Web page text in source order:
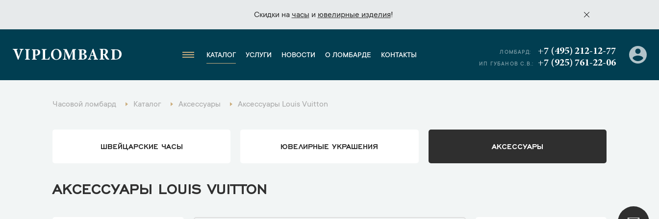
Скидки на часы и ювелирные изделия!
Скидки на часы и ювелирные изделия!
VIPLOMBARD КАТАЛОГ УСЛУГИ НОВОСТИ О ЛОМБАРДЕ КОНТАКТЫ ЛОМБАРД: +7 (495) 212-12-77
ИП ГУБАНОВ С.В.: +7 (925) 761-22-06
Часовой ломбард Каталог Аксессуары Аксессуары Louis Vuitton
ШВЕЙЦАРСКИЕ ЧАСЫ ЮВЕЛИРНЫЕ УКРАШЕНИЯ АКСЕССУАРЫ
АКСЕССУАРЫ LOUIS VUITTON